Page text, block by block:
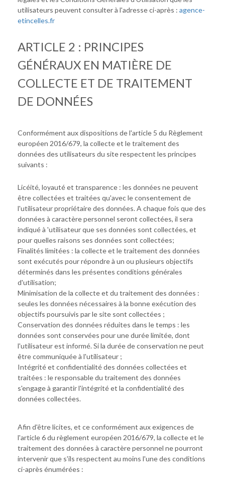
utilisateurs peuvent consulter à l'adresse ci-après : agence-
etincelles.fr
ARTICLE 2 : PRINCIPES
GÉNÉRAUX EN MATIÈRE DE
COLLECTE ET DE TRAITEMENT
DE DONNÉES
Conformément aux dispositions de l'article 5 du Règlement
européen 2016/679, la collecte et le traitement des
données des utilisateurs du site respectent les principes
suivants :
Licéité, loyauté et transparence : les données ne peuvent
être collectées et traitées qu'avec le consentement de
l'utilisateur propriétaire des données. A chaque fois que des
données à caractère personnel seront collectées, il sera
indiqué à 'utilisateur que ses données sont collectées, et
pour quelles raisons ses données sont collectées;
Finalités limitées : la collecte et le traitement des données
sont exécutés pour répondre à un ou plusieurs objectifs
déterminés dans les présentes conditions générales
d'utilisation;
Minimisation de la collecte et du traitement des données :
seules les données nécessaires à la bonne exécution des
objectifs poursuivis par le site sont collectées ;
Conservation des données réduites dans le temps : les
données sont conservées pour une durée limitée, dont
l'utilisateur est informé. Si la durée de conservation ne peut
être communiquée à l'utilisateur ;
Intégrité et confidentialité des données collectées et
traitées : le responsable du traitement des données
s'engage à garantir l'intégrité et la confidentialité des
données collectées.
Afin d'être licites, et ce conformément aux exigences de
l'article 6 du règlement européen 2016/679, la collecte et le
traitement des données à caractère personnel ne pourront
intervenir que s'ils respectent au moins l'une des conditions
ci-après énumérées :